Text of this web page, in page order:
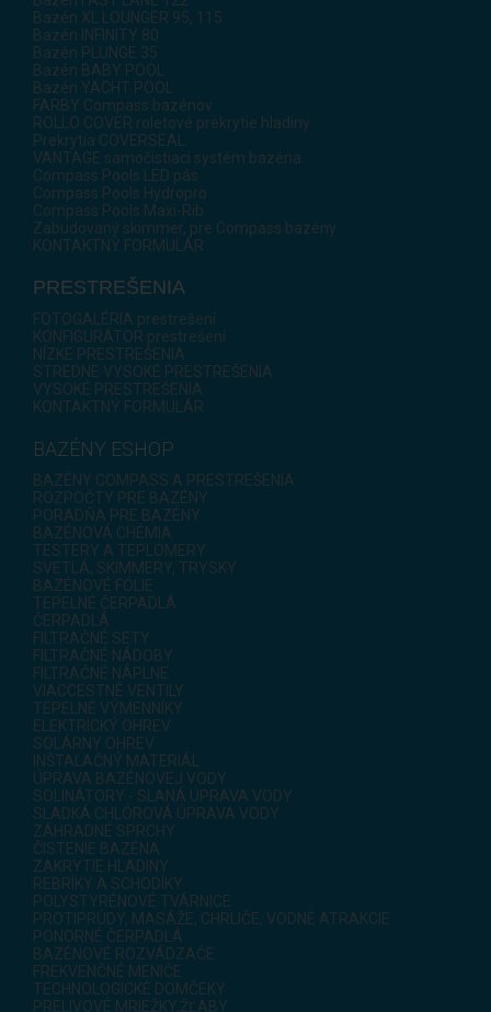
Bazén XL LOUNGER 95, 115
Bazén INFINITY 80
Bazén PLUNGE 35
Bazén BABY POOL
Bazén YACHT POOL
FARBY Compass bazénov
ROLLO COVER roletové prekrytie hladiny
Prekrytia COVERSEAL
VANTAGE samočistiaci systém bazéna
Compass Pools LED pás
Compass Pools Hydropro
Compass Pools Maxi-Rib
Zabudovaný skimmer, pre Compass bazény
KONTAKTNÝ FORMULÁR
PRESTREŠENIA
FOTOGALÉRIA prestrešení
KONFIGURÁTOR prestrešení
NÍZKE PRESTREŠENIA
STREDNE VYSOKÉ PRESTREŠENIA
VYSOKÉ PRESTREŠENIA
KONTAKTNÝ FORMULÁR
BAZÉNY ESHOP
BAZÉNY COMPASS A PRESTREŠENIA
ROZPOČTY PRE BAZÉNY
PORADŇA PRE BAZÉNY
BAZÉNOVÁ CHÉMIA
TESTERY A TEPLOMERY
SVETLÁ, SKIMMERY, TRYSKY
BAZÉNOVÉ FÓLIE
TEPELNÉ ČERPADLÁ
ČERPADLÁ
FILTRAČNÉ SETY
FILTRAČNÉ NÁDOBY
FILTRAČNÉ NÁPLNE
VIACCESTNÉ VENTILY
TEPELNÉ VÝMENNÍKY
ELEKTRICKÝ OHREV
SOLÁRNY OHREV
INŠTALAČNÝ MATERIÁL
ÚPRAVA BAZÉNOVEJ VODY
SOLINÁTORY - SLANÁ ÚPRAVA VODY
SLADKÁ CHLÓROVÁ ÚPRAVA VODY
ZÁHRADNÉ SPRCHY
ČISTENIE BAZÉNA
ZAKRYTIE HLADINY
REBRÍKY A SCHODÍKY
POLYSTYRÉNOVÉ TVÁRNICE
PROTIPRÚDY, MASÁŽE, CHRLIČE, VODNÉ ATRAKCIE
PONORNÉ ČERPADLÁ
BAZÉNOVÉ ROZVÁDZAČE
FREKVENČNÉ MENIČE
TECHNOLOGICKÉ DOMČEKY
PRELIVOVÉ MRIEŽKY,ŽĽABY